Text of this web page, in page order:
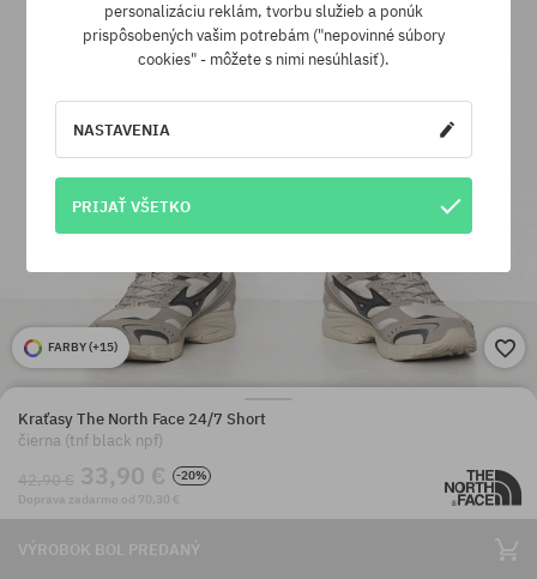
FARBY (+15)
Kraťasy The North Face 24/7 Short
čierna (tnf black npf)
42,90 € 33,90 €
-20%
Doprava zadarmo od 70,30 €
VÝROBOK BOL PREDANÝ
personalizáciu reklám, tvorbu služieb a ponúk
prispôsobených vašim potrebám ("nepovinné súbory
cookies" - môžete s nimi nesúhlasiť).
NASTAVENIA
PRIJAŤ VŠETKO